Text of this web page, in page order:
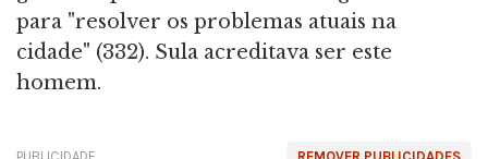
para "resolver os problemas atuais na
cidade" (332). Sula acreditava ser este
homem.